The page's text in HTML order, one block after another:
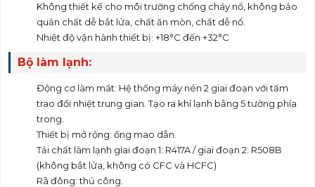
Không thiết kế cho môi trường chống cháy nổ, không bảo
quản chất dễ bắt lửa, chất ăn mòn, chất dễ nổ.
Nhiệt độ vận hành thiết bị: +18°C đến +32°C
Bộ làm lạnh:
Động cơ làm mát: Hệ thống máy nén 2 giai đoạn với tấm
trao đổi nhiệt trung gian. Tạo ra khí lạnh bằng 5 tường phía
trong.
Thiết bị mở rộng: ống mao dẫn.
Tải chất làm lạnh giai đoạn 1: R417A / giai đoạn 2: R508B
(không bắt lửa, không có CFC và HCFC)
Rã đông: thủ công.